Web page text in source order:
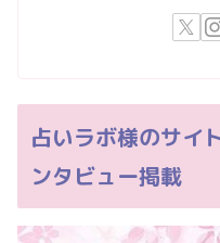
占いラボ様のサイ
ンタビュー掲載